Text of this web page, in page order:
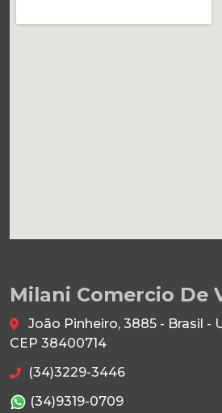
Milani Comercio De
João Pinheiro, 3885 - Brasil -
CEP 38400714
(34)3229-3446
(34)9319-0709